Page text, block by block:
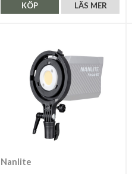
LÄS MER
KÖP
Nanlite